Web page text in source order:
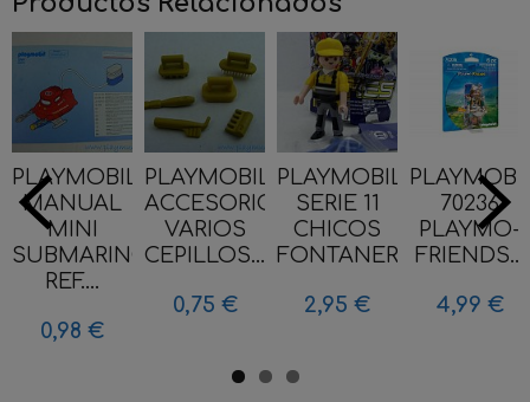
PLAYMOBIL
MANUAL
MINI
SUBMARINO
REF....
0,98 €
PLAYMOBIL
ACCESORIOS
VARIOS
CEPILLOS...
0,75 €
PLAYMOBIL
SERIE 11
CHICOS
FONTANERO...
2,95 €
70236
PLAYMO-
FRIENDS...
4,99 €